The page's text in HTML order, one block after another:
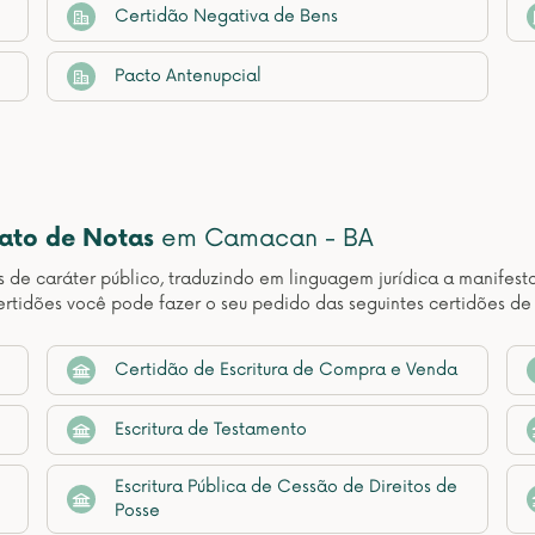
Certidão Negativa de Bens
Pacto Antenupcial
de Notas em Camacan - BA
caráter público, traduzindo em linguagem jurídica a
você pode fazer o seu pedido das seguintes certidões
Certidão de Escritura de Compra e Venda
Escritura de Testamento
Escritura Pública de Cessão de Direitos de
Posse